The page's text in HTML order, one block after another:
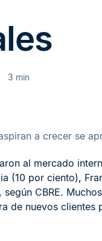
3 min
a crecer se
al mercado
(10 por ciento),
CBRE.
de nuevos clientes